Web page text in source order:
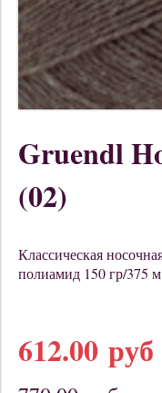
Gruendl
(02)
Классическая
полиамид 150 гр/375 м
612.00 руб